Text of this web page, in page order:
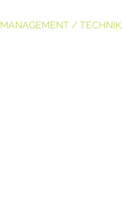
MANAGEMENT / TECHNIK